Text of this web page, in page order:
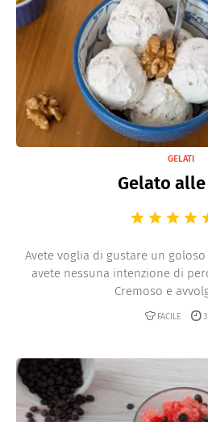
GELATI
Gelato
Avete voglia di gustare un
avete nessuna intenzione di
Cremoso e
FACILE